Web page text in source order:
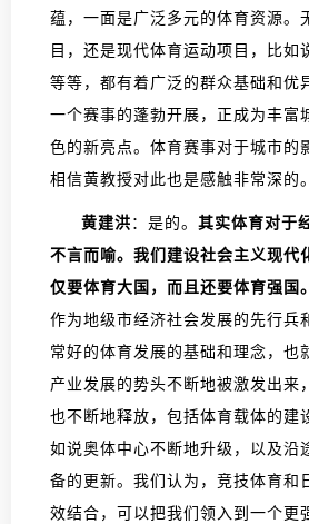
蕴，一面是广泛多元的体育资源。
目，还是现代体育运动项目，比如
等等，都有着广泛的群众基础和优
一个赛事的蓬勃开展，正成为丰富
色的新亮点。体育赛事对于城市的
相信黄教授对此也是感触非常深的。
黄建洪 ：是的。 其实体育对于
不言而喻。我们建设社会主义现代
仅要体育大国，而且还要体育强国。
作为地级市经济社会发展的先行兵
常好的体育发展的基础和理念，也
产业发展的势头不断地被激发出来
也不断地释放，包括体育载体的建
如说奥体中心不断地升级，以及沿
备的更新。我们认为，竞技体育和
效结合，可以把我们领入到一个更